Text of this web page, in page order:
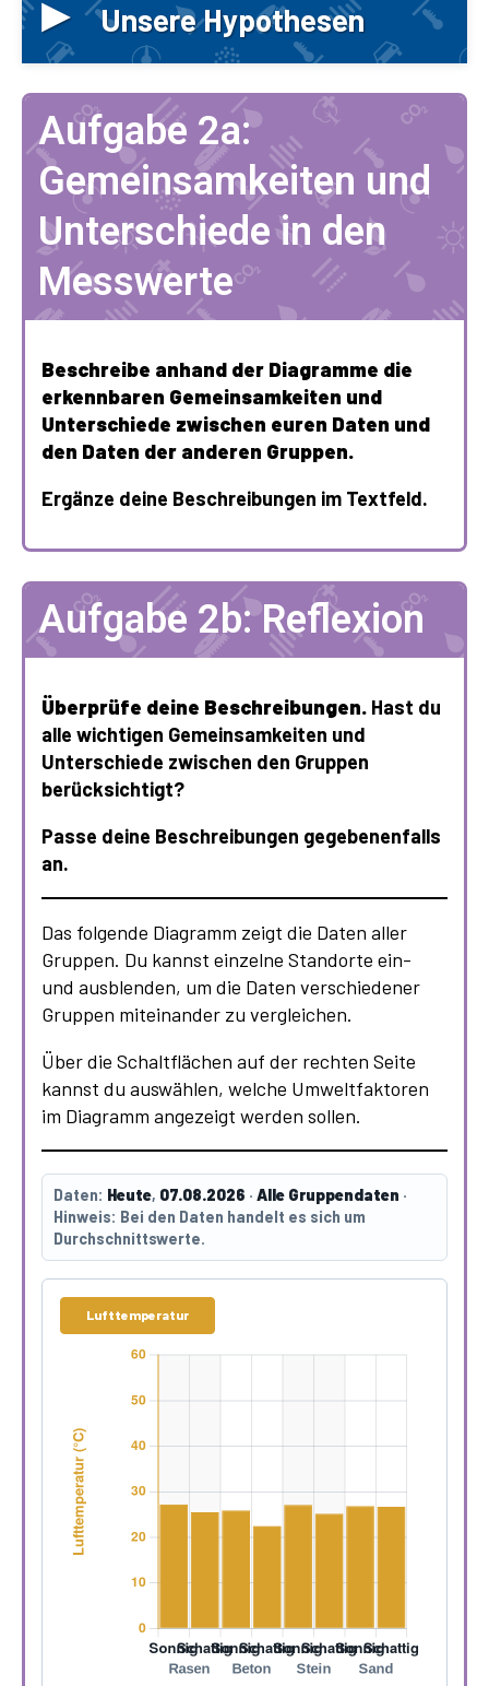
Unsere Hypothesen
Aufgabe 2a:
Gemeinsamkeiten und
Unterschiede in den
Messwerte
Beschreibe anhand der Diagramme die
erkennbaren Gemeinsamkeiten und
Unterschiede zwischen euren Daten und
den Daten der anderen Gruppen.
Ergänze deine Beschreibungen im Textfeld.
Aufgabe 2b: Reflexion
Überprüfe deine Beschreibungen. Hast du
alle wichtigen Gemeinsamkeiten und
Unterschiede zwischen den Gruppen
berücksichtigt?
Passe deine Beschreibungen gegebenenfalls
an.
Das folgende Diagramm zeigt die Daten aller
Gruppen. Du kannst einzelne Standorte ein-
und ausblenden, um die Daten verschiedener
Gruppen miteinander zu vergleichen.
Über die Schaltflächen auf der rechten Seite
kannst du auswählen, welche Umweltfaktoren
im Diagramm angezeigt werden sollen.
Daten: Heute, 07.08.2026 ·Alle Gruppendaten ·
Hinweis: Bei den Daten handelt es sich um
Durchschnittswerte.
Lufttemperatur